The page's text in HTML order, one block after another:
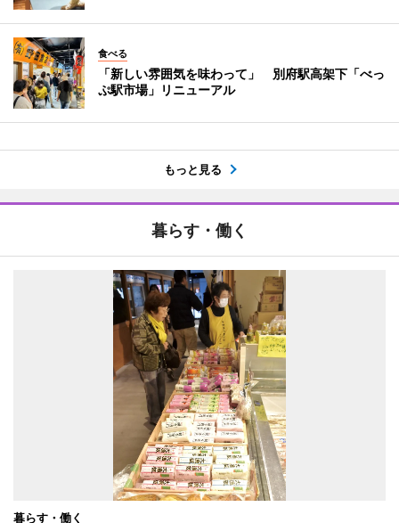
食べる
「新しい雰囲気を味わって」 別府駅高架下「べっ
ぷ駅市場」リニューアル
もっと見る
暮らす・働く
暮らす・働く